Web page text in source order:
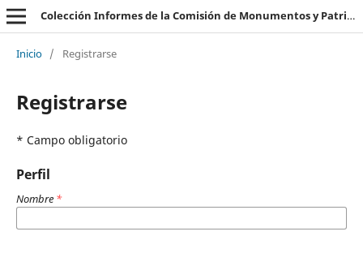
Colección Informes de la Comisión de Monumentos y Patrimonio Histórico
Inicio / Registrarse
Registrarse
* Campo obligatorio
Perfil
Nombre *